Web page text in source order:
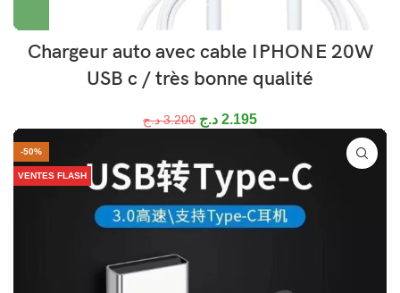
Chargeur auto avec cable IPHONE 20W
USB c / très bonne qualité
3.200 د.ج 2.195 د.ج
-50%
VENTES FLASH